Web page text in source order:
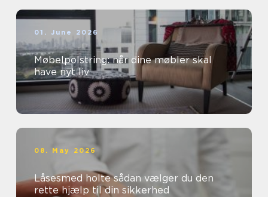
01. June 2026
Møbelpolstring: når dine møbler skal
have nyt liv
08. May 2026
Låsesmed holte sådan vælger du den
rette hjælp til din sikkerhed